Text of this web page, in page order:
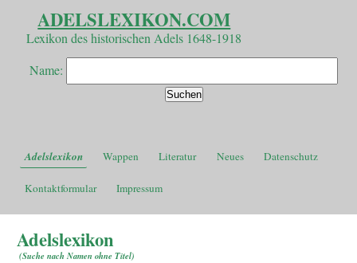
ADELSLEXIKON.COM
Lexikon des historischen Adels 1648-1918
Name:
Adelslexikon Wappen Literatur Neues Datenschutz
Kontaktformular Impressum
Adelslexikon
(Suche nach Namen ohne Titel)